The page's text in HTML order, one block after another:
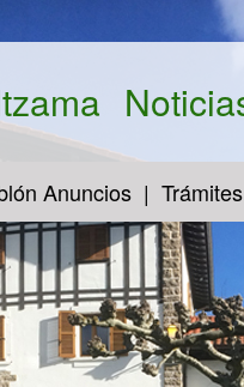
Anuncios Trámites